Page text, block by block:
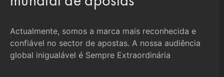
Actualmente, somos a marca mais reconhecida e
confiável no sector de apostas. A nossa audiência
global inigualável é Sempre Extraordinária